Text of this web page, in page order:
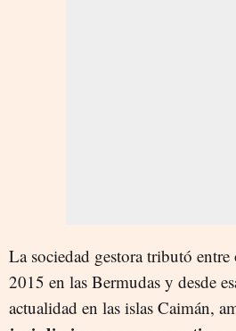
La sociedad gestora tributó
2015 en las Bermudas y desde
actualidad en las islas Caimán,